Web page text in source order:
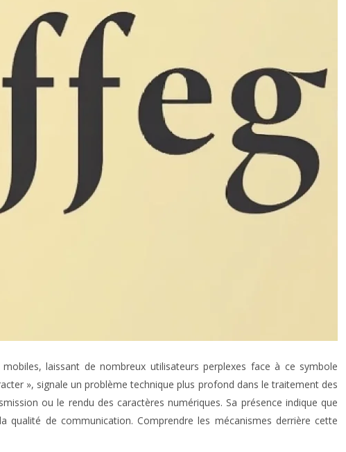
laissant de nombreux utilisateurs perplexes face à ce symbole
», signale un problème technique plus profond dans le traitement des
ou le rendu des caractères numériques. Sa présence indique que
qualité de communication. Comprendre les mécanismes derrière cette